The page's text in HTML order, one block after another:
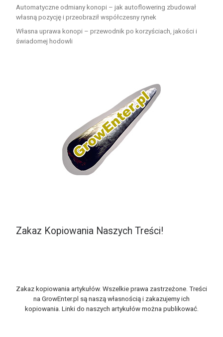
Automatyczne odmiany konopi – jak autoflowering zbudował
własną pozycję i przeobraził współczesny rynek
Własna uprawa konopi – przewodnik po korzyściach, jakości i
świadomej hodowli
Zakaz Kopiowania Naszych Treści!
Zakaz kopiowania artykułów. Wszelkie prawa zastrzeżone. Treści
na GrowEnter.pl są naszą własnością i zakazujemy ich
kopiowania. Linki do naszych artykułów można publikować.